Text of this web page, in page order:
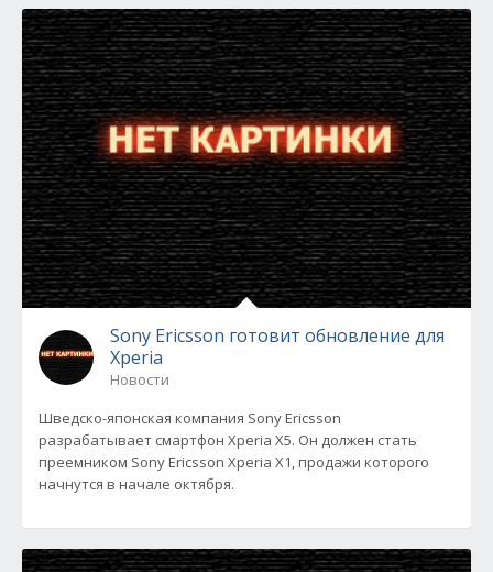
Sony Ericsson готовит обновление для
Xperia
Новости
Шведско-японская компания Sony Ericsson
разрабатывает смартфон Xperia Х5. Он должен стать
преемником Sony Ericsson Xperia X1, продажи которого
начнутся в начале октября.